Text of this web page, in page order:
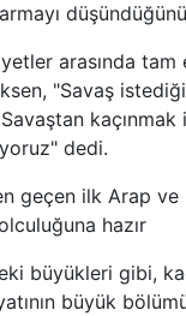
arasında
"Savaş
dedi.
geçen ilk Arap ve
hazır
büyükleri gibi,
büyük